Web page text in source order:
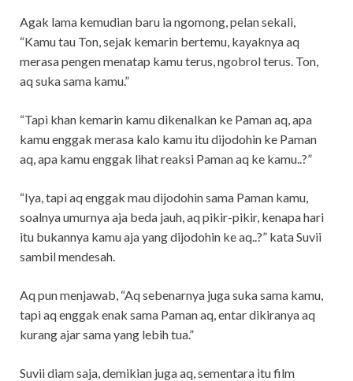
Agak lama kemudian baru ia ngomong, pelan sekali,
“Kamu tau Ton, sejak kemarin bertemu, kayaknya aq
merasa pengen menatap kamu terus, ngobrol terus. Ton,
aq suka sama kamu.”
“Tapi khan kemarin kamu dikenalkan ke Paman aq, apa
kamu enggak merasa kalo kamu itu dijodohin ke Paman
aq, apa kamu enggak lihat reaksi Paman aq ke kamu..?”
“Iya, tapi aq enggak mau dijodohin sama Paman kamu,
soalnya umurnya aja beda jauh, aq pikir-pikir, kenapa hari
itu bukannya kamu aja yang dijodohin ke aq..?” kata Suvii
sambil mendesah.
Aq pun menjawab, “Aq sebenarnya juga suka sama kamu,
tapi aq enggak enak sama Paman aq, entar dikiranya aq
kurang ajar sama yang lebih tua.”
Suvii diam saja, demikian juga aq, sementara itu film